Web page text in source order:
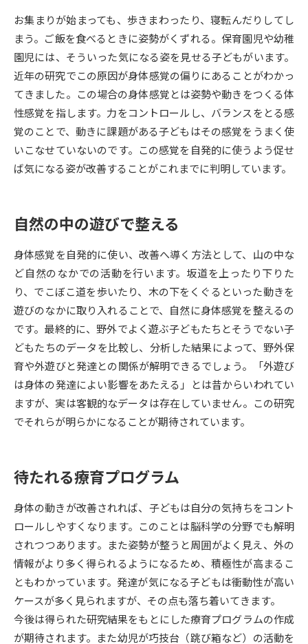
高等学校（情報）教員資格認定
試験
大学研究 大学検索
大学で学べる内容や特徴を調べる
新増設大学・学部・学科特集
国際・グローバルに強い大学特
デジタルパンフレット 進路の３択
新学年スタート号特集ページ
（高3生用）
新学年スタート号特集ページ
（高2生用）
SELFBRAND特集ページ
オープンキャンパスなどを調べる
オープンキャンパス検索 実施プログラムから探す
志望校・出願校を調べる
併願校選び 受験スケジュールを立てよう
先輩が入学を決めた理由 テレメール全国一斉進学調査
お集まりが始まっても、歩きまわったり、寝転んだりしてし
まう。ご飯を食べるときに姿勢がくずれる。保育園児や幼稚
園児には、そういった気になる姿を見せる子どもがいます。
近年の研究でこの原因が身体感覚の偏りにあることがわかっ
てきました。この場合の身体感覚とは姿勢や動きをつくる体
性感覚を指します。力をコントロールし、バランスをとる感
覚のことで、動きに課題がある子どもはその感覚をうまく使
いこなせていないのです。この感覚を自発的に使うよう促せ
ば気になる姿が改善することがこれまでに判明しています。
自然の中の遊びで整える
身体感覚を自発的に使い、改善へ導く方法として、山の中な
ど自然のなかでの活動を行います。坂道を上ったり下りた
り、でこぼこ道を歩いたり、木の下をくぐるといった動きを
遊びのなかに取り入れることで、自然に身体感覚を整えるの
です。最終的に、野外でよく遊ぶ子どもたちとそうでない子
どもたちのデータを比較し、分析した結果によって、野外保
育や外遊びと発達との関係が解明できるでしょう。「外遊び
は身体の発達によい影響をあたえる」とは昔からいわれてい
ますが、実は客観的なデータは存在していません。この研究
でそれらが明らかになることが期待されています。
待たれる療育プログラム
身体の動きが改善されれば、子どもは自分の気持ちをコント
ロールしやすくなります。このことは脳科学の分野でも解明
されつつあります。また姿勢が整うと周囲がよく見え、外の
情報がより多く得られるようになるため、積極性が高まるこ
ともわかっています。発達が気になる子どもは衝動性が高い
ケースが多く見られますが、その点も落ち着いてきます。
今後は得られた研究結果をもとにした療育プログラムの作成
が期待されます。また幼児が巧技台（跳び箱など）の活動を